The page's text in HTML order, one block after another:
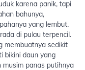
karena panik, tapi
bahunya,
yang lembut.
di pulau terpencil.
membuatnya sedikit
bikini daun yang
musim panas putihnya